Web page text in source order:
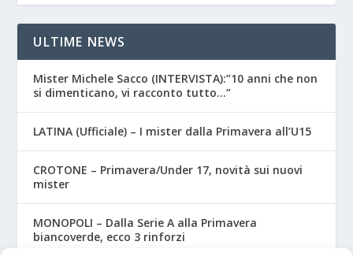
ULTIME NEWS
Mister Michele Sacco (INTERVISTA):”10 anni che non
si dimenticano, vi racconto tutto…”
LATINA (Ufficiale) – I mister dalla Primavera all’U15
CROTONE – Primavera/Under 17, novità sui nuovi
mister
MONOPOLI – Dalla Serie A alla Primavera
biancoverde, ecco 3 rinforzi